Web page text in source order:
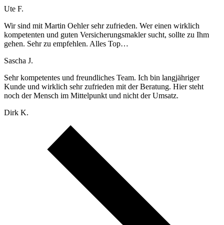
Ute F.
Wir sind mit Martin Oehler sehr zufrieden. Wer einen wirklich
kompetenten und guten Versicherungsmakler sucht, sollte zu Ihm
gehen. Sehr zu empfehlen. Alles Top…
Sascha J.
Sehr kompetentes und freundliches Team. Ich bin langjähriger
Kunde und wirklich sehr zufrieden mit der Beratung. Hier steht
noch der Mensch im Mittelpunkt und nicht der Umsatz.
Dirk K.